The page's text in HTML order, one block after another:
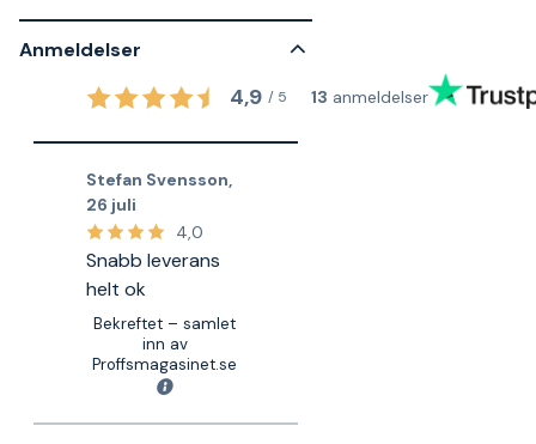
Anmeldelser
4,9 / 5 13 anmeldelser
Stefan Svensson,
26 juli
4,0
Snabb leverans
helt ok
Bekreftet – samlet
inn av
Proffsmagasinet.se